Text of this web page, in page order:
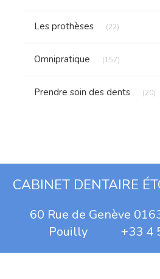
Les prothèses (22)
Omnipratique (157)
Prendre soin des dents (20)
CABINET DENTAIRE
60 Rue de Genève
Pouilly +33 4